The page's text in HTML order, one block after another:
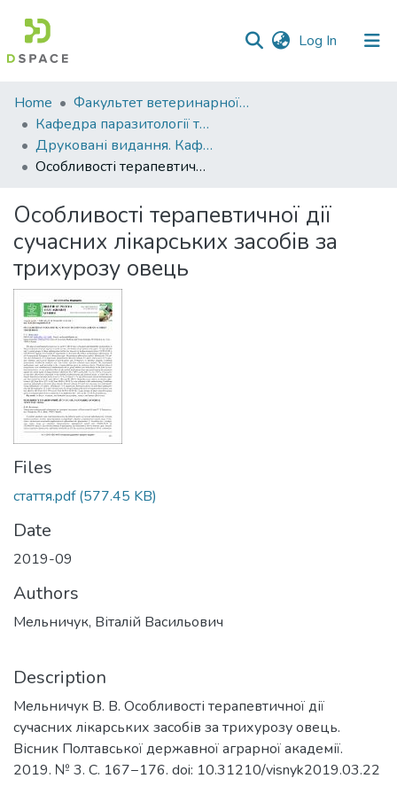
Log In (current)
Communities
&
Collections
Statistics
Home
Факультет ветеринарної медицини
Кафедра паразитології та ветеринарно-санітарної експертизи
Друковані видання. Кафедра паразитології та ветеринарно-санітарної експертизи
Особливості терапевтичної дії сучасних лікарських засобів за трихурозу овець
Особливості терапевтичної дії
сучасних лікарських засобів за
трихурозу овець
Files
стаття.pdf(577.45 KB)
Date
2019-09
Authors
Мельничук, Віталій Васильович
Description
Мельничук В. В. Особливості терапевтичної дії
сучасних лікарських засобів за трихурозу овець.
Вісник Полтавської державної аграрної академії.
2019. № 3. С. 167−176. doi: 10.31210/visnyk2019.03.22